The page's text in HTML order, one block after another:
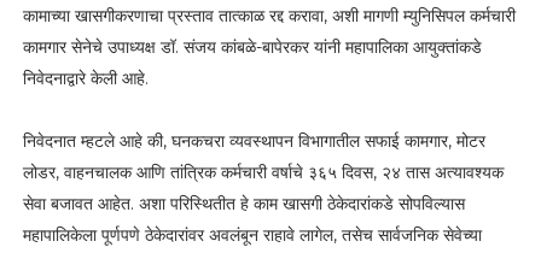
कामाच्या खासगीकरणाचा प्रस्ताव तात्काळ रद्द करावा, अशी मागणी म्युनिसिपल कर्मचारी
कामगार सेनेचे उपाध्यक्ष डॉ. संजय कांबळे-बापेरकर यांनी महापालिका आयुक्तांकडे
निवेदनाद्वारे केली आहे.
निवेदनात म्हटले आहे की, घनकचरा व्यवस्थापन विभागातील सफाई कामगार, मोटर
लोडर, वाहनचालक आणि तांत्रिक कर्मचारी वर्षाचे ३६५ दिवस, २४ तास अत्यावश्यक
सेवा बजावत आहेत. अशा परिस्थितीत हे काम खासगी ठेकेदारांकडे सोपविल्यास
महापालिकेला पूर्णपणे ठेकेदारांवर अवलंबून राहावे लागेल, तसेच सार्वजनिक सेवेच्या